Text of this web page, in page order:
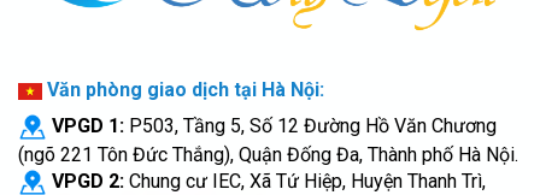
Văn phòng giao dịch tại Hà Nội:
VPGD 1: P503, Tầng 5, Số 12 Đường Hồ Văn Chương
(ngõ 221 Tôn Đức Thắng), Quận Đống Đa, Thành phố Hà Nội.
VPGD 2: Chung cư IEC, Xã Tứ Hiệp, Huyện Thanh Trì,